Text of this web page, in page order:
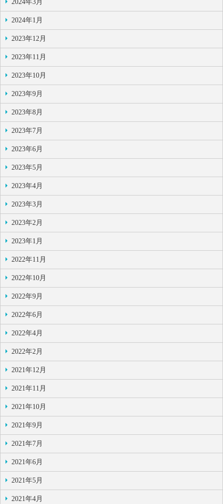
2024年3月
2024年1月
2023年12月
2023年11月
2023年10月
2023年9月
2023年8月
2023年7月
2023年6月
2023年5月
2023年4月
2023年3月
2023年2月
2023年1月
2022年11月
2022年10月
2022年9月
2022年6月
2022年4月
2022年2月
2021年12月
2021年11月
2021年10月
2021年9月
2021年7月
2021年6月
2021年5月
2021年4月